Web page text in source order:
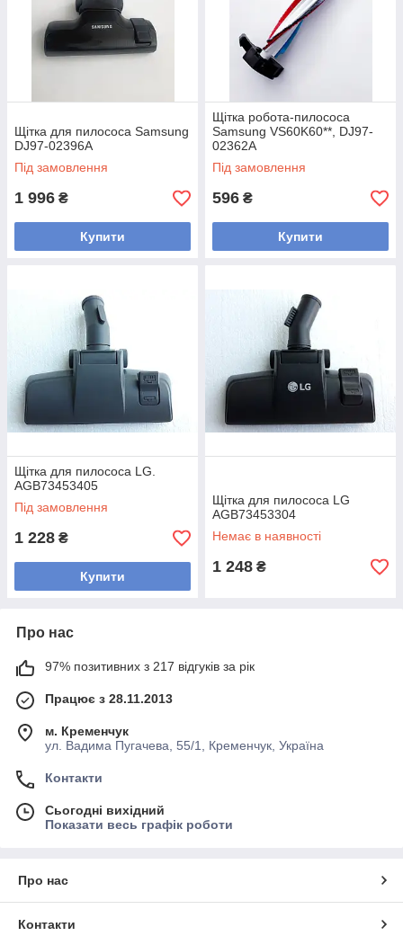
Щітка для пилососа Samsung
DJ97-02396A
Під замовлення
1 996 ₴
Купити
Щітка робота-пилососа
Samsung VS60K60**, DJ97-
02362A
Під замовлення
596 ₴
Купити
Щітка для пилососа LG.
AGB73453405
Під замовлення
1 228 ₴
Купити
Щітка для пилососа LG
AGB73453304
Немає в наявності
1 248 ₴
Про нас
97% позитивних з 217 відгуків за рік
Працює з 28.11.2013
м. Кременчук
ул. Вадима Пугачева, 55/1, Кременчук, Україна
Контакти
Сьогодні вихідний
Показати весь графік роботи
Про нас
Контакти